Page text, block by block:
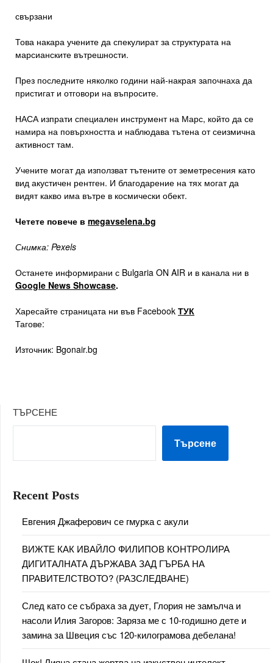
свързани
Това накара учените да спекулират за структурата на
марсианските вътрешности.
През последните няколко години най-накрая започнаха да
пристигат и отговори на въпросите.
НАСА изпрати специален инструмент на Марс, който да се
намира на повърхността и наблюдава тътена от сеизмична
активност там.
Учените могат да използват тътените от земетресения като
вид акустичен рентген. И благодарение на тях могат да
видят какво има вътре в космически обект.
Четете повече в megavselena.bg
Снимка: Pexels
Останете информирани с Bulgaria ON AIR и в канала ни в
Google News Showcase.
Харесайте страницата ни във Facebook ТУК
Тагове:
Източник: Bgonair.bg
ТЪРСЕНЕ
Търсене
Recent Posts
Евгения Джаферович се гмурка с акули
ВИЖТЕ КАК ИВАЙЛО ФИЛИПОВ КОНТРОЛИРА
ДИГИТАЛНАТА ДЪРЖАВА ЗАД ГЪРБА НА
ПРАВИТЕЛСТВОТО? (РАЗСЛЕДВАНЕ)
След като се събраха за дует, Глория не замълча и
насоли Илия Загоров: Заряза ме с 10-годишно дете и
замина за Швеция със 120-килограмова дебелана!